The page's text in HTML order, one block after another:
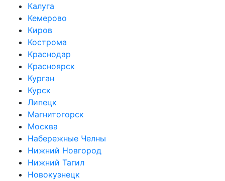
Калуга
Кемерово
Киров
Кострома
Краснодар
Красноярск
Курган
Курск
Липецк
Магнитогорск
Москва
Набережные Челны
Нижний Новгород
Нижний Тагил
Новокузнецк